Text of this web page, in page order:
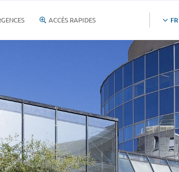
ACCÈS RAPIDES FR